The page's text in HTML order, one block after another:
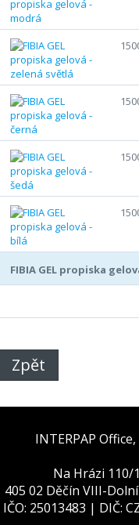
FIBIA GEL propiska
Zpět
INTERPAP Office,
Na Hrázi 110/
405 02 Děčín VIII-
IČO: 25013483 | DIČ: